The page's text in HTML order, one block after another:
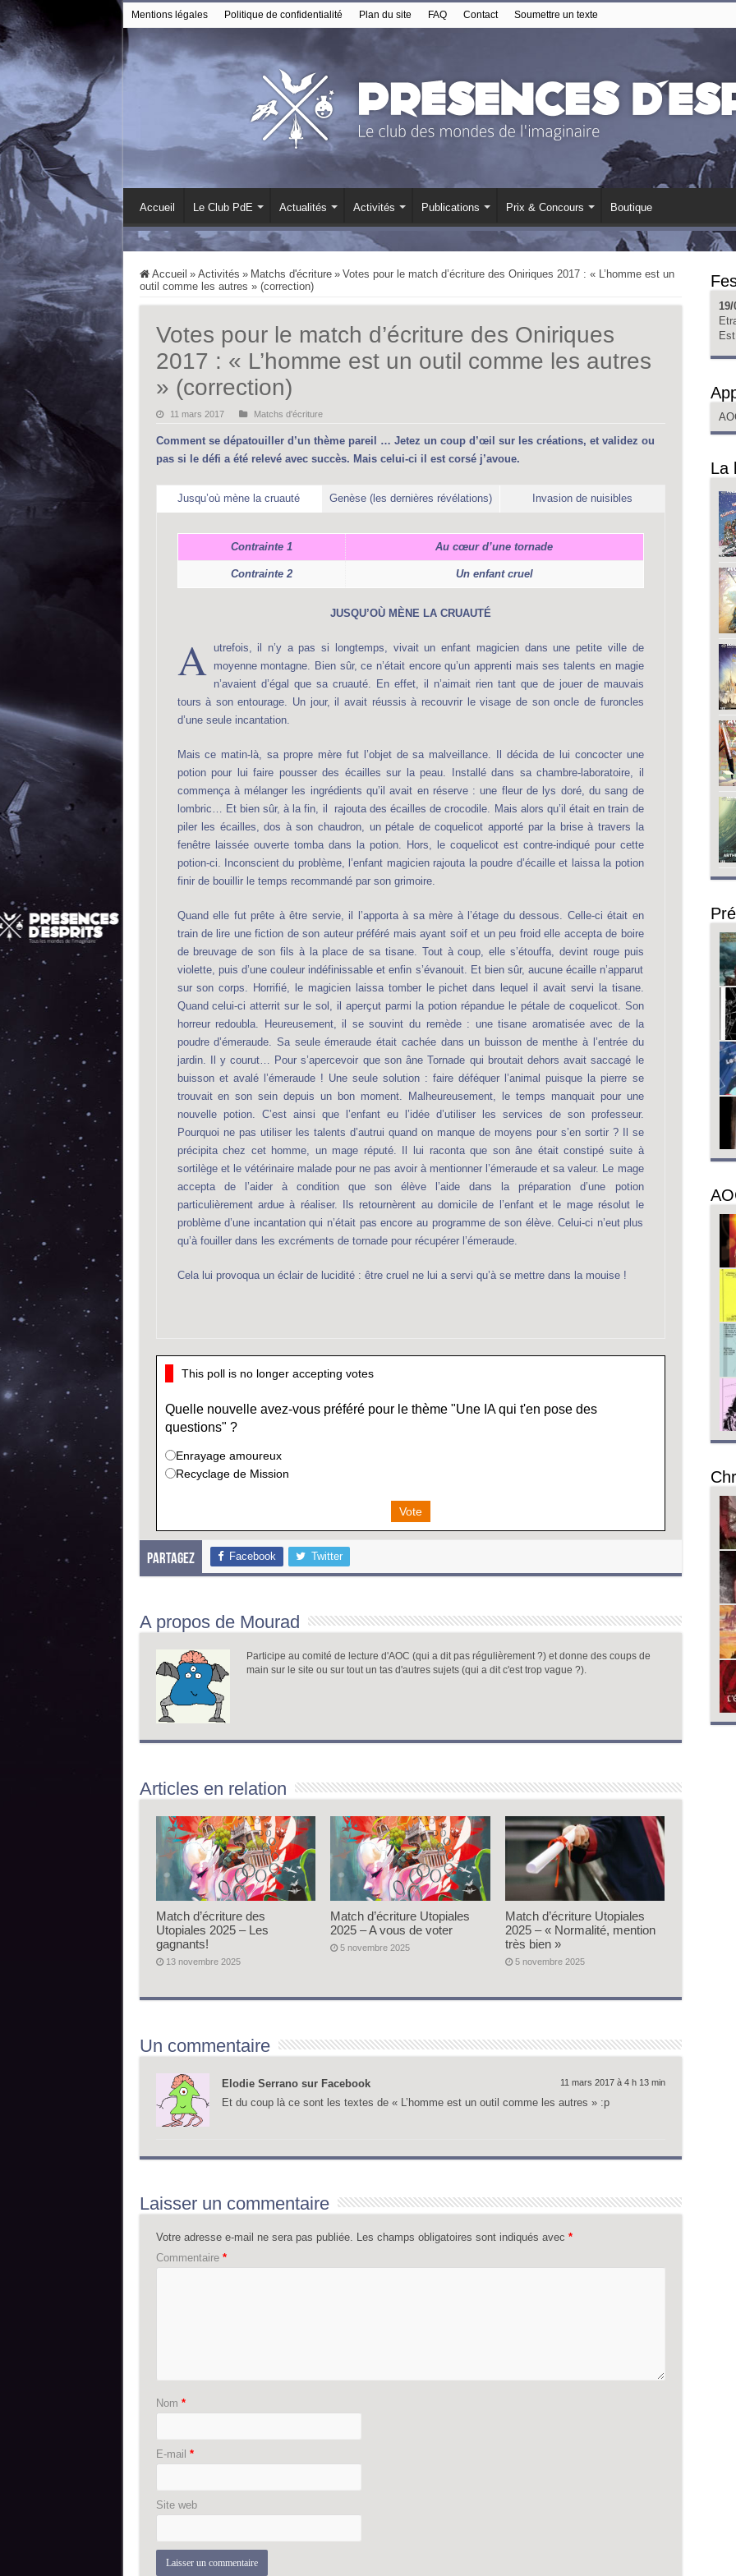
Mentions légales Politique de confidentialité Plan du site FAQ Contact Soumettre un texte
Accueil Le Club PdE Actualités Activités Publications Prix & Concours Boutique
Accueil » Activités » Matchs d'écriture » Votes pour le match d’écriture des Oniriques 2017 : « L’homme est un
outil comme les autres » (correction)
Votes pour le match d’écriture des Oniriques
2017 : « L’homme est un outil comme les autres
» (correction)
11 mars 2017 Matchs d'écriture
Comment se dépatouiller d’un thème pareil … Jetez un coup d’œil sur les créations, et validez ou
pas si le défi a été relevé avec succès. Mais celui-ci il est corsé j’avoue.
Jusqu’où mène la cruauté Genèse (les dernières révélations) Invasion de nuisibles
Contrainte 1 Au cœur d’une tornade
Contrainte 2 Un enfant cruel
JUSQU’OÙ MÈNE LA CRUAUTÉ
A utrefois, il n’y a pas si longtemps, vivait un enfant magicien dans une petite ville de
moyenne montagne. Bien sûr, ce n’était encore qu’un apprenti mais ses talents en magie
n’avaient d’égal que sa cruauté. En effet, il n’aimait rien tant que de jouer de mauvais
tours à son entourage. Un jour, il avait réussis à recouvrir le visage de son oncle de furoncles
d’une seule incantation.
Mais ce matin-là, sa propre mère fut l’objet de sa malveillance. Il décida de lui concocter une
potion pour lui faire pousser des écailles sur la peau. Installé dans sa chambre-laboratoire, il
commença à mélanger les ingrédients qu’il avait en réserve : une fleur de lys doré, du sang de
lombric… Et bien sûr, à la fin, il rajouta des écailles de crocodile. Mais alors qu’il était en train de
piler les écailles, dos à son chaudron, un pétale de coquelicot apporté par la brise à travers la
fenêtre laissée ouverte tomba dans la potion. Hors, le coquelicot est contre-indiqué pour cette
potion-ci. Inconscient du problème, l’enfant magicien rajouta la poudre d’écaille et laissa la potion
finir de bouillir le temps recommandé par son grimoire.
Quand elle fut prête à être servie, il l’apporta à sa mère à l’étage du dessous. Celle-ci était en
train de lire une fiction de son auteur préféré mais ayant soif et un peu froid elle accepta de boire
de breuvage de son fils à la place de sa tisane. Tout à coup, elle s’étouffa, devint rouge puis
violette, puis d’une couleur indéfinissable et enfin s’évanouit. Et bien sûr, aucune écaille n’apparut
sur son corps. Horrifié, le magicien laissa tomber le pichet dans lequel il avait servi la tisane.
Quand celui-ci atterrit sur le sol, il aperçut parmi la potion répandue le pétale de coquelicot. Son
horreur redoubla. Heureusement, il se souvint du remède : une tisane aromatisée avec de la
poudre d’émeraude. Sa seule émeraude était cachée dans un buisson de menthe à l’entrée du
jardin. Il y courut… Pour s’apercevoir que son âne Tornade qui broutait dehors avait saccagé le
buisson et avalé l’émeraude ! Une seule solution : faire déféquer l’animal puisque la pierre se
trouvait en son sein depuis un bon moment. Malheureusement, le temps manquait pour une
nouvelle potion. C’est ainsi que l’enfant eu l’idée d’utiliser les services de son professeur.
Pourquoi ne pas utiliser les talents d’autrui quand on manque de moyens pour s’en sortir ? Il se
précipita chez cet homme, un mage réputé. Il lui raconta que son âne était constipé suite à
sortilège et le vétérinaire malade pour ne pas avoir à mentionner l’émeraude et sa valeur. Le mage
accepta de l’aider à condition que son élève l’aide dans la préparation d’une potion
particulièrement ardue à réaliser. Ils retournèrent au domicile de l’enfant et le mage résolut le
problème d’une incantation qui n’était pas encore au programme de son élève. Celui-ci n’eut plus
qu’à fouiller dans les excréments de tornade pour récupérer l’émeraude.
Cela lui provoqua un éclair de lucidité : être cruel ne lui a servi qu’à se mettre dans la mouise !
This poll is no longer accepting votes
Quelle nouvelle avez-vous préféré pour le thème "Une IA qui t'en pose des
questions" ?
Enrayage amoureux
Recyclage de Mission
Vote
Partagez Facebook Twitter
A propos de Mourad
Participe au comité de lecture d'AOC (qui a dit pas régulièrement ?) et donne des coups de
main sur le site ou sur tout un tas d'autres sujets (qui a dit c'est trop vague ?).
Articles en relation
Match d’écriture des
Utopiales 2025 – Les
gagnants!
13 novembre 2025
Match d’écriture Utopiales
2025 – A vous de voter
5 novembre 2025
Match d’écriture Utopiales
2025 – « Normalité, mention
très bien »
5 novembre 2025
Un commentaire
Elodie Serrano sur Facebook 11 mars 2017 à 4 h 13 min
Et du coup là ce sont les textes de « L’homme est un outil comme les autres » :p
Laisser un commentaire
Votre adresse e-mail ne sera pas publiée. Les champs obligatoires sont indiqués avec *
Commentaire *
Nom *
E-mail *
Site web
19/
Est
La